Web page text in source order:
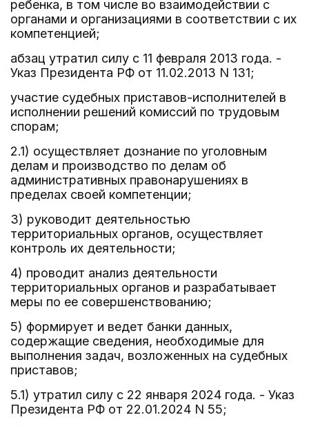
ребенка, в том числе во взаимодействии с
органами и организациями в соответствии с их
компетенцией;
абзац утратил силу с 11 февраля 2013 года. -
Указ Президента РФ от 11.02.2013 N 131;
участие судебных приставов-исполнителей в
исполнении решений комиссий по трудовым
спорам;
2.1) осуществляет дознание по уголовным
делам и производство по делам об
административных правонарушениях в
пределах своей компетенции;
3) руководит деятельностью
территориальных органов, осуществляет
контроль их деятельности;
4) проводит анализ деятельности
территориальных органов и разрабатывает
меры по ее совершенствованию;
5) формирует и ведет банки данных,
содержащие сведения, необходимые для
выполнения задач, возложенных на судебных
приставов;
5.1) утратил силу с 22 января 2024 года. - Указ
Президента РФ от 22.01.2024 N 55;